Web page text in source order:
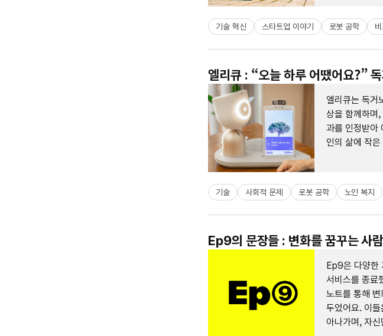
기술 혁신 스타트업 이야기 로봇 공학
엘리큐 : “오늘 하루 어땠어요?”
엘리큐는 독거
상을 함께하며
과를 인정받아
인의 삶에 작
기술 사회적 문제 로봇 공학 노인 복지
Ep9의 문장들 : 변화를 꿈꾸는 사
Ep9은 다양한
서비스를 종료
노트를 통해
두었어요. 이
아나가며, 자